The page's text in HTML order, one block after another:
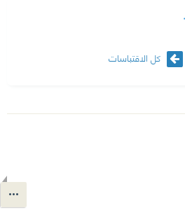
كل الاقتباسات